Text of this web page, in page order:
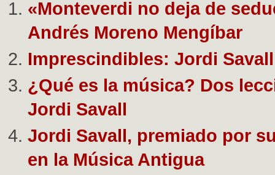
«Monteverdi no deja de
Andrés Moreno Mengíbar
Imprescindibles: Jordi
¿Qué es la música? Dos
Jordi Savall
Jordi Savall, premiado por
en la Música Antigua